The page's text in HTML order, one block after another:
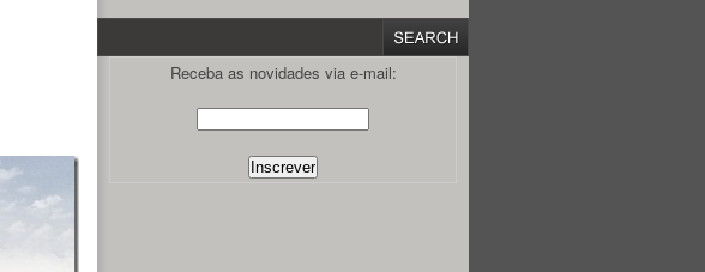
Receba as novidades via e-mail: